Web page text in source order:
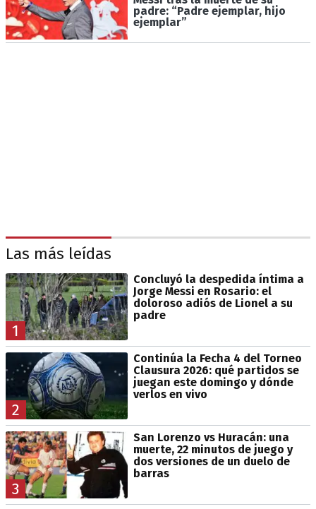
padre: “Padre ejemplar, hijo
ejemplar”
Las más leídas
1
Concluyó la despedida íntima a
Jorge Messi en Rosario: el
doloroso adiós de Lionel a su
padre
2
Continúa la Fecha 4 del Torneo
Clausura 2026: qué partidos se
juegan este domingo y dónde
verlos en vivo
3
San Lorenzo vs Huracán: una
muerte, 22 minutos de juego y
dos versiones de un duelo de
barras